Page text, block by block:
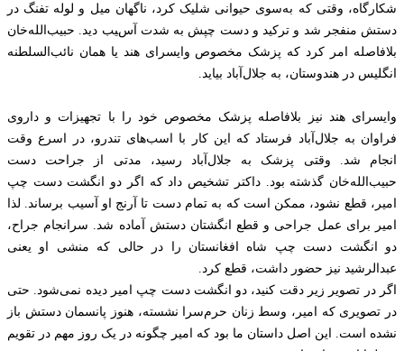
شکارگاه، وقتی که به‌سوی حیوانی شلیک کرد، ناگهان میل و لوله تفنگ در
دستش منفجر شد و ترکید و دست چپش به شدت آسیب دید. حبیب‌الله‌خان
بلافاصله امر کرد که پزشک مخصوص وایسرای هند یا همان نائب‌السلطنه
انگلیس در هندوستان، به جلال‌آباد بیاید.
وایسرای هند نیز بلافاصله پزشک مخصوص خود را با تجهیزات و داروی
فراوان به جلال‌آباد فرستاد که این کار با اسب‌های تندرو، در اسرع وقت
انجام شد. وقتی پزشک به جلال‌آباد رسید، مدتی از جراحت دست
حبیب‌الله‌خان گذشته بود. داکتر تشخیص داد که اگر دو انگشت دست چپ
امیر، قطع نشود، ممکن است که به تمام دست تا آرنج او آسیب برساند. لذا
امیر برای عمل جراحی و قطع انگشتان دستش آماده شد. سرانجام جراح،
دو انگشت دست چپ شاه افغانستان را در حالی که منشی او یعنی
عبدالرشید نیز حضور داشت، قطع کرد.
اگر در تصویر زیر دقت کنید، دو انگشت دست چپ امیر دیده نمی‌شود. حتی
در تصویری که امیر، وسط زنان حرم‌سرا نشسته، هنوز پانسمان دستش باز
نشده است. این اصل داستان ما بود که امیر چگونه در یک روز مهم در تقویم